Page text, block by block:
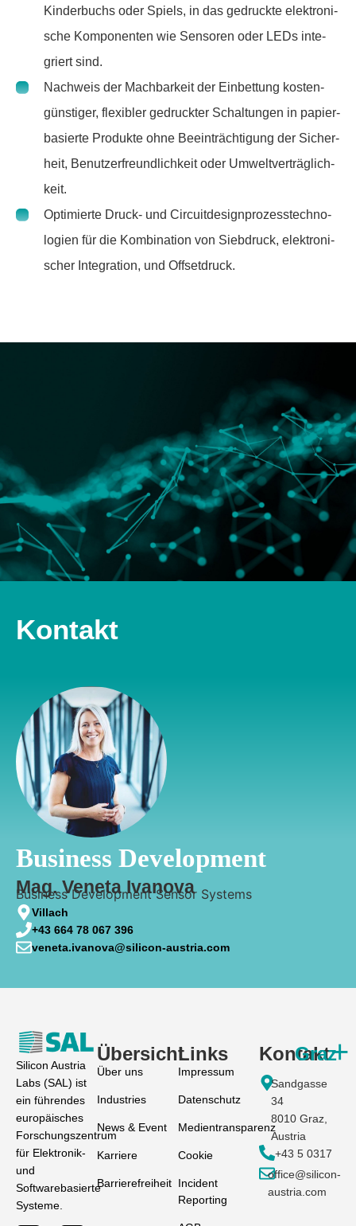
Kinder­buchs oder Spiels, in das gedruckte elek­tro­ni­
sche Kompo­nenten wie Sensoren oder LEDs inte­
griert sind.
Nach­weis der Mach­bar­keit der Einbet­tung kosten­
güns­tiger, flexi­bler gedruckter Schal­tungen in papier­
ba­sierte Produkte ohne Beein­träch­ti­gung der Sicher­
heit, Benut­zer­freund­lich­keit oder Umwelt­ver­träg­lich­
keit.
Opti­mierte Druck- und Circuit­de­sign­pro­zess­tech­no­
lo­gien für die Kombi­na­tion von Sieb­druck, elek­tro­ni­
scher Inte­gra­tion, und Offset­druck.
Kontakt
Business Development
Mag. Veneta Ivanova
Business Development Sensor Systems
Villach
+43 664 78 067 396
veneta.ivanova@silicon-austria.com
Silicon Austria
Labs (SAL) ist
ein führendes
europäisches
Forschungszentrum
für Elektronik-
und
Softwarebasierte
Systeme.
Übersicht
Über uns
Industries
News & Event
Karriere
Barrierefreiheit
Links
Impressum
Datenschutz
Medientransparenz
Cookie
Incident
Reporting
Kontakt
Graz+
Sand­gasse
34
8010 Graz,
Austria
+43 5 0317
office@silicon-
austria.com
Science Park
4
High Tech
Campus